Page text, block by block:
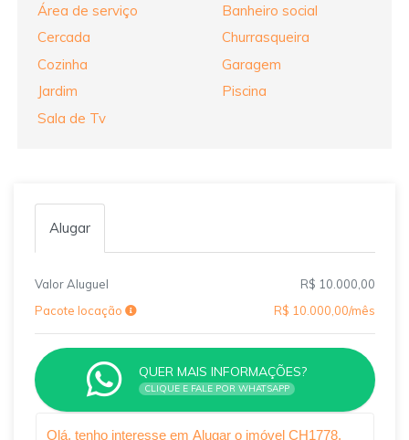
Área de serviço
Banheiro social
Cercada
Churrasqueira
Cozinha
Garagem
Jardim
Piscina
Sala de Tv
Alugar
Valor Aluguel
R$ 10.000,00
Pacote locação
R$ 10.000,00/mês
QUER MAIS INFORMAÇÕES?
CLIQUE E FALE POR WHATSAPP